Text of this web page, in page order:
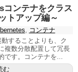
ンテナをクラス
トアップ編～
, コンテナ
することよりも、ク
複数分散配置して冗長
です。コンテナを...
む